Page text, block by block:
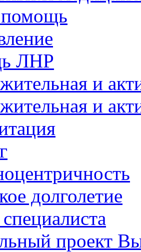
помощь
ЛНР
и
и
долголетие
проект